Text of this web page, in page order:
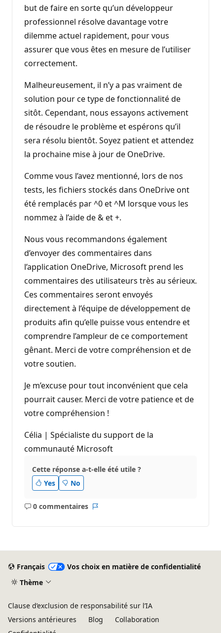
but de faire en sorte qu’un développeur
professionnel résolve davantage votre
dilemme actuel rapidement, pour vous
assurer que vous êtes en mesure de l’utiliser
correctement.
Malheureusement, il n’y a pas vraiment de
solution pour ce type de fonctionnalité de
sitôt. Cependant, nous essayons activement
de résoudre le problème et espérons qu’il
sera résolu bientôt. Soyez patient et attendez
la prochaine mise à jour de OneDrive.
Comme vous l’avez mentionné, lors de nos
tests, les fichiers stockés dans OneDrive ont
été remplacés par ^0 et ^M lorsque vous les
nommez à l’aide de & et +.
Nous vous recommandons également
d’envoyer des commentaires dans
l’application OneDrive, Microsoft prend les
commentaires des utilisateurs très au sérieux.
Ces commentaires seront envoyés
directement à l’équipe de développement de
produits afin qu’elle puisse vous entendre et
comprendre l’ampleur de ce comportement
gênant. Merci de votre compréhension et de
votre soutien.
Je m’excuse pour tout inconvénient que cela
pourrait causer. Merci de votre patience et de
votre compréhension !
Célia | Spécialiste du support de la
communauté Microsoft
Cette réponse a-t-elle été utile ?
Yes
No
0 commentaires
Aucun
Français
Vos choix en matière de confidentialité
Thème
Clause d’exclusion de responsabilité sur l’IA
Versions antérieures
Blog
Collaboration